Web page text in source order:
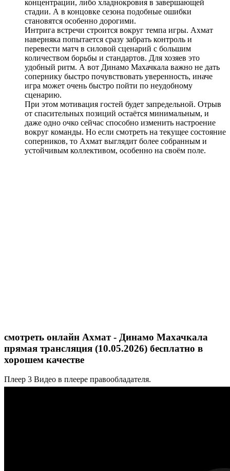
концентрации, либо хладнокровия в завершающей
стадии. А в концовке сезона подобные ошибки
становятся особенно дорогими.
Интрига встречи строится вокруг темпа игры. Ахмат
наверняка попытается сразу забрать контроль и
перевести матч в силовой сценарий с большим
количеством борьбы и стандартов. Для хозяев это
удобный ритм. А вот Динамо Махачкала важно не дать
сопернику быстро почувствовать уверенность, иначе
игра может очень быстро пойти по неудобному
сценарию.
При этом мотивация гостей будет запредельной. Отрыв
от спасительных позиций остаётся минимальным, и
даже одно очко сейчас способно изменить настроение
вокруг команды. Но если смотреть на текущее состояние
соперников, то Ахмат выглядит более собранным и
устойчивым коллективом, особенно на своём поле.
смотреть онлайн Ахмат - Динамо Махачкала
прямая трансляция (10.05.2026) бесплатно в
хорошем качестве
Плеер 3 Видео в плеере правообладателя.